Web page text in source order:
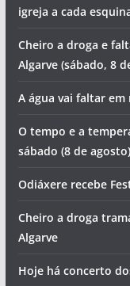
igreja a cada
Cheiro a droga e
Algarve (sábado, 8
A água vai faltar em
O tempo e a
sábado (8 de agosto)
Odiáxere recebe
Cheiro a droga
Algarve
Hoje há concerto